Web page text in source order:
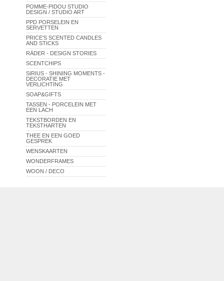
POMME-PIDOU STUDIO
DESIGN / STUDIO ART
PPD PORSELEIN EN
SERVETTEN
PRICE'S SCENTED CANDLES
AND STICKS
RÄDER - DESIGN STORIES
SCENTCHIPS
SIRIUS - SHINING MOMENTS -
DECORATIE MET
VERLICHTING
SOAP&GIFTS
TASSEN - PORCELEIN MET
EEN LACH
TEKSTBORDEN EN
TEKSTHARTEN
THEE EN EEN GOED
GESPREK
WENSKAARTEN
WONDERFRAMES
WOON / DECO